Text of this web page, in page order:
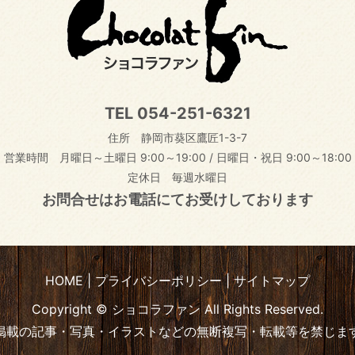
TEL 054-251-6321
住所 静岡市葵区鷹匠1-3-7
営業時間 月曜日～土曜日 9:00～19:00 / 日曜日・祝日 9:00～18:00
定休日 毎週水曜日
お問合せはお電話にてお受けしております
HOME プライバシーポリシー
サイトマップ
Copyright © ショコラファン All Rights Reserved.
載の記事・写真・イラストなどの無断複写・転載等を禁じま